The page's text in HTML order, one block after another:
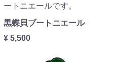
ートニエールです。
黒蝶貝ブートニエール
¥ 5,500